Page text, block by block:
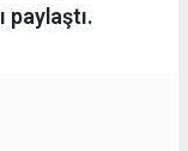
paylaştı.